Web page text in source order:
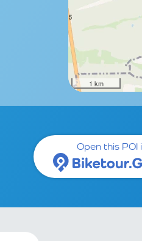
1 km
Open this POI